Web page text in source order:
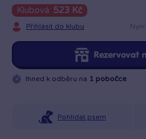
Klubová: 523 Kč
Přihlásit do klubu
Rezervovat
Ihned k odběru na 1 pobočce
Pohlídat psem